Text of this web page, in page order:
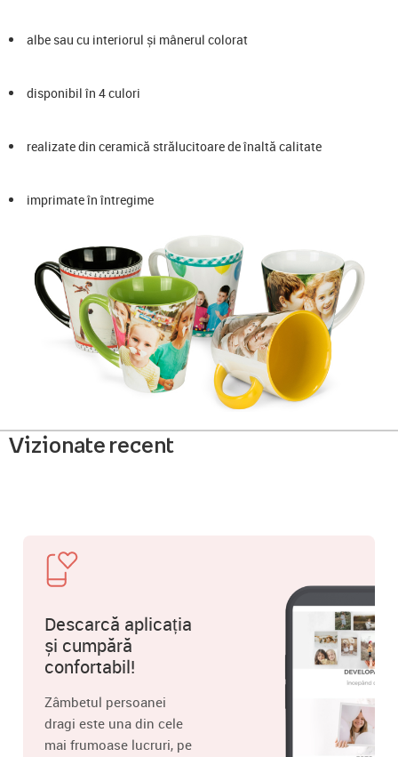
albe sau cu interiorul și mânerul colorat
disponibil în 4 culori
realizate din ceramică strălucitoare de înaltă calitate
imprimate în întregime
Vizionate recent
Descarcă aplicația
și cumpără
confortabil!
Zâmbetul persoanei
dragi este una din cele
mai frumoase lucruri, pe